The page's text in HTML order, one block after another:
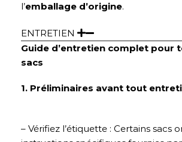
l’emballage d’origine.
ENTRETIEN
Guide d’entretien complet pour
sacs
1. Préliminaires avant tout
– Vérifiez l’étiquette : Certains sacs